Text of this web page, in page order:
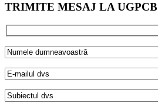
TRIMITE MESAJ LA UGPCB